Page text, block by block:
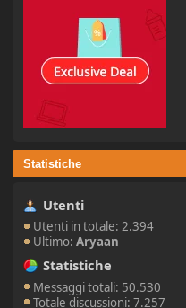
Statistiche
Utenti
Utenti in totale: 2.394
Ultimo:Aryaan
Statistiche
Messaggi totali: 50.530
Totale discussioni: 7.257